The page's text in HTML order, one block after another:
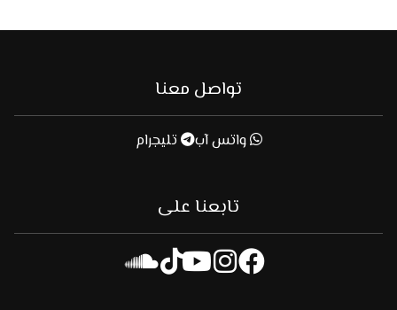
تواصل معنا
واتس آب تليجرام
تابعنا على